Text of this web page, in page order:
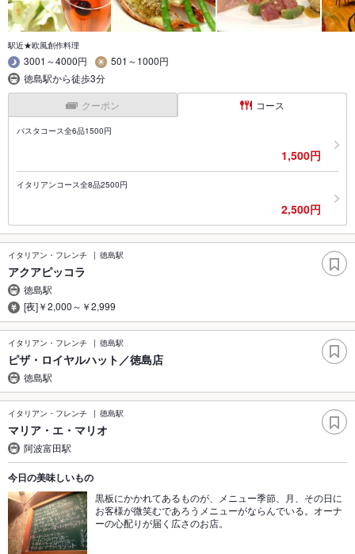
駅近★欧風創作料理
3001～4000円
501～1000円
徳島駅から徒歩3分
クーポン コース
パスタコース全6品1500円
1,500円
イタリアンコース全8品2500円
2,500円
イタリアン・フレンチ 徳島駅
アクアピッコラ
徳島駅
[夜]￥2,000～￥2,999
イタリアン・フレンチ 徳島駅
ピザ・ロイヤルハット／徳島店
徳島駅
イタリアン・フレンチ 徳島駅
マリア・エ・マリオ
阿波富田駅
今日の美味しいもの
黒板にかかれてあるものが、メニュー季節、月、その日に
お客様が微笑むであろうメニューがならんでいる。オーナ
ーの心配りが届く広さのお店。